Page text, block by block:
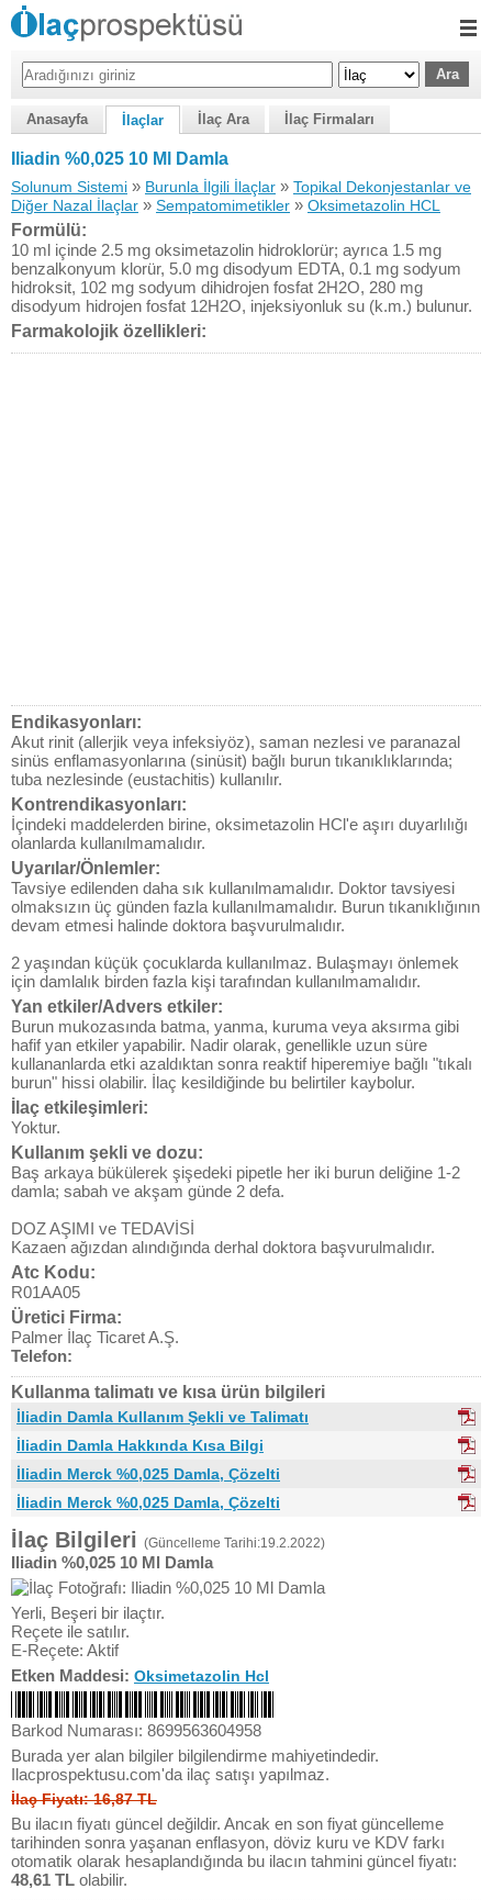
Anasayfa İlaçlar İlaç Ara İlaç Firmaları
Iliadin %0,025 10 Ml Damla
Solunum Sistemi » Burunla İlgili İlaçlar » Topikal Dekonjestanlar ve
Diğer Nazal İlaçlar » Sempatomimetikler » Oksimetazolin HCL
Formülü:
10 ml içinde 2.5 mg oksimetazolin hidroklorür; ayrıca 1.5 mg
benzalkonyum klorür, 5.0 mg disodyum EDTA, 0.1 mg sodyum
hidroksit, 102 mg sodyum dihidrojen fosfat 2H2O, 280 mg
disodyum hidrojen fosfat 12H2O, injeksiyonluk su (k.m.) bulunur.
Farmakolojik özellikleri:
Endikasyonları:
Akut rinit (allerjik veya infeksiyöz), saman nezlesi ve paranazal
sinüs enflamasyonlarına (sinüsit) bağlı burun tıkanıklıklarında;
tuba nezlesinde (eustachitis) kullanılır.
Kontrendikasyonları:
İçindeki maddelerden birine, oksimetazolin HCl'e aşırı duyarlılığı
olanlarda kullanılmamalıdır.
Uyarılar/Önlemler:
Tavsiye edilenden daha sık kullanılmamalıdır. Doktor tavsiyesi
olmaksızın üç günden fazla kullanılmamalıdır. Burun tıkanıklığının
devam etmesi halinde doktora başvurulmalıdır.
2 yaşından küçük çocuklarda kullanılmaz. Bulaşmayı önlemek
için damlalık birden fazla kişi tarafından kullanılmamalıdır.
Yan etkiler/Advers etkiler:
Burun mukozasında batma, yanma, kuruma veya aksırma gibi
hafif yan etkiler yapabilir. Nadir olarak, genellikle uzun süre
kullananlarda etki azaldıktan sonra reaktif hiperemiye bağlı "tıkalı
burun" hissi olabilir. İlaç kesildiğinde bu belirtiler kaybolur.
İlaç etkileşimleri:
Yoktur.
Kullanım şekli ve dozu:
Baş arkaya bükülerek şişedeki pipetle her iki burun deliğine 1-2
damla; sabah ve akşam günde 2 defa.
DOZ AŞIMI ve TEDAVİSİ
Kazaen ağızdan alındığında derhal doktora başvurulmalıdır.
Atc Kodu:
R01AA05
Üretici Firma:
Palmer İlaç Ticaret A.Ş.
Telefon:
Kullanma talimatı ve kısa ürün bilgileri
İliadin Damla Kullanım Şekli ve Talimatı
İliadin Damla Hakkında Kısa Bilgi
İliadin Merck %0,025 Damla, Çözelti
İliadin Merck %0,025 Damla, Çözelti
İlaç Bilgileri (Güncelleme Tarihi:19.2.2022)
Iliadin %0,025 10 Ml Damla
Yerli, Beşeri bir ilaçtır.
Reçete ile satılır.
E-Reçete: Aktif
Etken Maddesi: Oksimetazolin Hcl
Barkod Numarası: 8699563604958
Burada yer alan bilgiler bilgilendirme mahiyetindedir.
Ilacprospektusu.com'da ilaç satışı yapılmaz.
İlaç Fiyatı: 16,87 TL
Bu ilacın fiyatı güncel değildir. Ancak en son fiyat güncelleme
tarihinden sonra yaşanan enflasyon, döviz kuru ve KDV farkı
otomatik olarak hesaplandığında bu ilacın tahmini güncel fiyatı:
48,61 TL olabilir.